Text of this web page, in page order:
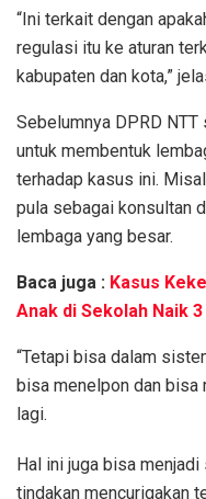
“Ini terkait dengan
regulasi itu ke aturan
kabupaten dan kota,”
Sebelumnya DPRD
untuk membentuk
terhadap kasus ini.
pula sebagai konsultan
lembaga yang besar.
Baca juga : Kasus
Anak di Sekolah Naik
“Tetapi bisa dalam
bisa menelpon dan bisa
lagi.
Hal ini juga bisa
tindakan mencurigakan